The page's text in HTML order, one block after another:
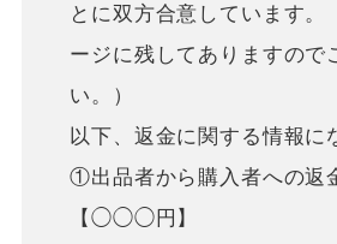
とに双方合意しています。
ージに残してありますので
い。）
以下、返金に関する情報に
①出品者から購入者への返
【◯◯◯円】